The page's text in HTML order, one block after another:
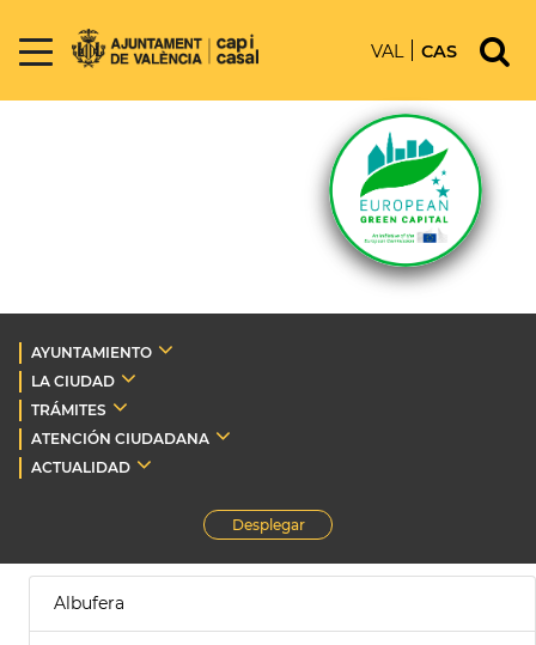
VAL CAS
AYUNTAMIENTO
LA CIUDAD
TRÁMITES
ATENCIÓN CIUDADANA
ACTUALIDAD
Desplegar
Albufera